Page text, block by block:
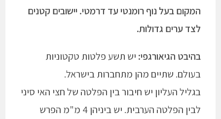
המקום בעל נוף רומנטי עד דרמטי. יישובים קטנים
לצד ערים גדולות.
בהיבט הגיאורגפי: יש תשע פלטות טקטוניות
בעולם. שתיים מהן מתחברות בישראל.
בגליל העליון יש חיבור בין הפלטה של חצי האי סיני
לבין הפלטה הערבית. יש ביניהן 4 מ"מ הפרש